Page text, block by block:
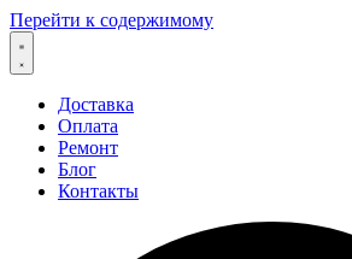
Перейти к содержимому
Доставка
Оплата
Ремонт
Блог
Контакты